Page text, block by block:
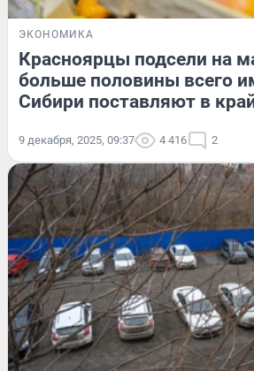
ЭКОНОМИКА
Красноярцы подсели на
больше половины всего
Сибири поставляют в
9 декабря, 2025, 09:37 4 416 2